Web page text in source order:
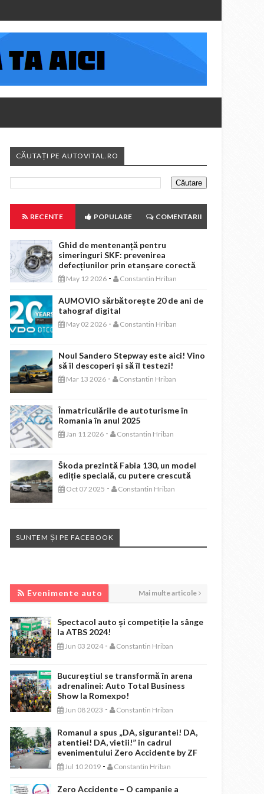
CĂUTAȚI PE AUTOVITAL.RO
RECENTE POPULARE COMENTARII
Ghid de mentenanță pentru
simeringuri SKF: prevenirea
defecțiunilor prin etanșare corectă
May 12 2026 - Constantin Hriban
AUMOVIO sărbătorește 20 de ani de
tahograf digital
May 02 2026 - Constantin Hriban
Noul Sandero Stepway este aici! Vino
să îl descoperi și să îl testezi!
Mar 13 2026 - Constantin Hriban
Înmatriculările de autoturisme în
Romania în anul 2025
Jan 11 2026 - Constantin Hriban
Škoda prezintă Fabia 130, un model
ediție specială, cu putere crescută
Oct 07 2025 - Constantin Hriban
SUNTEM ȘI PE FACEBOOK
Evenimente auto Mai multe articole
Spectacol auto și competiție la sânge
la ATBS 2024!
Jun 03 2024 - Constantin Hriban
Bucureștiul se transformă în arena
adrenalinei: Auto Total Business
Show la Romexpo!
Jun 08 2023 - Constantin Hriban
Romanul a spus „DA, sigurantei! DA,
atentiei! DA, vietii!” in cadrul
evenimentului Zero Accidente by ZF
Jul 10 2019 - Constantin Hriban
Zero Accidente – O campanie a